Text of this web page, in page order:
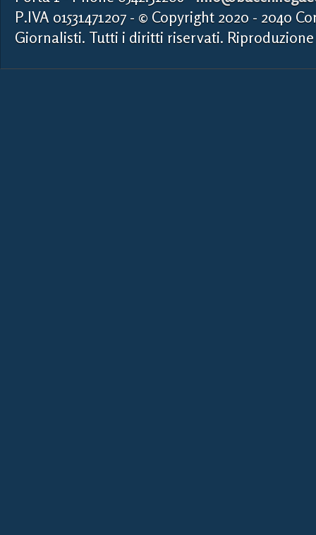
P.IVA 01531471207 - © Copyright 2020 - 2040
Giornalisti. Tutti i diritti riservati.